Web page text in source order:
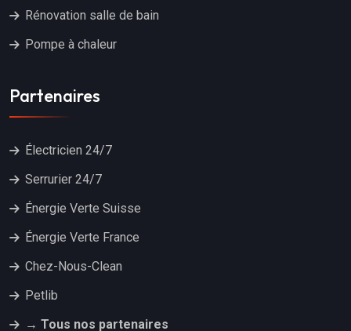
Rénovation salle de bain
Pompe à chaleur
Partenaires
Électricien 24/7
Serrurier 24/7
Énergie Verte Suisse
Énergie Verte France
Chez-Nous-Clean
Petlib
→ Tous nos partenaires